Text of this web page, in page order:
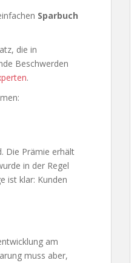
Sparbuch
die in
Beschwerden
.
Die Prämie erhält
in der Regel
ist klar: Kunden
am
muss aber,